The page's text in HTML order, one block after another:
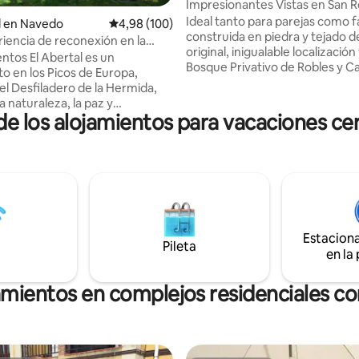
en Navedo Calificación promedio: 4,98 de 5. 100
4,98 (100)
de reconexión en la
El Abertal es un
en los Picos de Europa,
Desfiladero de la Hermida,
naturaleza, la paz y
de un lugar auténtico en un
montaña cerca del mar.
comodidades. Desde la terraza
balcón, podrás contemplar la
de las montañas de Picos
Impresionantes Vistas en San
Riomiera
Ideal tanto para parejas como
construida en piedra y tejado
original, inigualable localización
Bosque Privativo de Robles y
espectacular,2 plantas,3
una de ellas con sofá y tv,
montañas,igual que toda la
de postal !
los alojamientos para vacaciones
Pileta
en la
en complejos residenciales